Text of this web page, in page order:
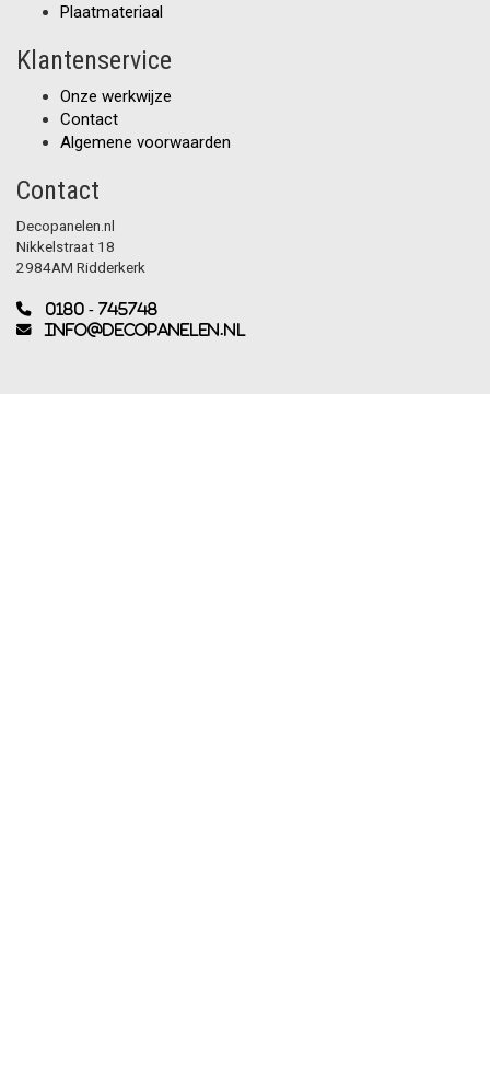
Plaatmateriaal
Klantenservice
Onze werkwijze
Contact
Algemene voorwaarden
Contact
Decopanelen.nl
Nikkelstraat 18
2984AM Ridderkerk
0180 - 745748
info@decopanelen.nl